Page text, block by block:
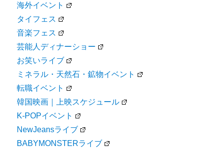
海外イベント
タイフェス
音楽フェス
芸能人ディナーショー
お笑いライブ
ミネラル・天然石・鉱物イベント
転職イベント
韓国映画｜上映スケジュール
K-POPイベント
NewJeansライブ
BABYMONSTERライブ